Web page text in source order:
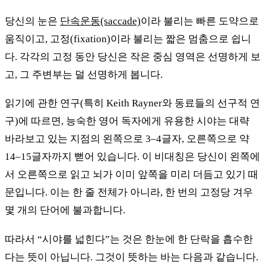
당신의 눈은 단속운동(saccade)이라 불리는 빠른 도약으로
움직이고, 고정(fixation)이라 불리는 짧은 멈춤으로 쉽니
다. 각각의 고정 동안 당신은 작은 중심 영역은 선명하게 보
고, 그 주변부는 덜 선명하게 봅니다.
읽기에 관한 연구(특히 Keith Rayner와 동료들의 선구적 연
구)에 따르면, 능숙한 영어 독자에게 유용한 시야는 대략
바라보고 있는 지점의 왼쪽으로 3–4글자, 오른쪽으로 약
14–15글자까지 뻗어 있습니다. 이 비대칭은 당신이 왼쪽에
서 오른쪽으로 읽고 뇌가 이미 앞쪽을 미리 더듬고 있기 때
문입니다. 이는 한 줄 전체가 아니라, 한 번의 고정당 겨우
몇 개의 단어에 불과합니다.
따라서 “시야를 넓힌다”는 것은 한눈에 한 단락을 흡수한
다는 뜻이 아닙니다. 그것이 뜻하는 바는 다음과 같습니다.